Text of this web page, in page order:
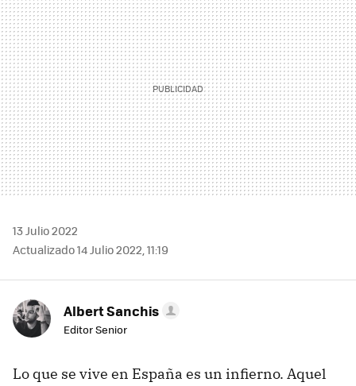
13 Julio 2022
Actualizado 14 Julio 2022, 11:19
Albert Sanchis
Editor Senior
Lo que se vive en España es un infierno. Aquel